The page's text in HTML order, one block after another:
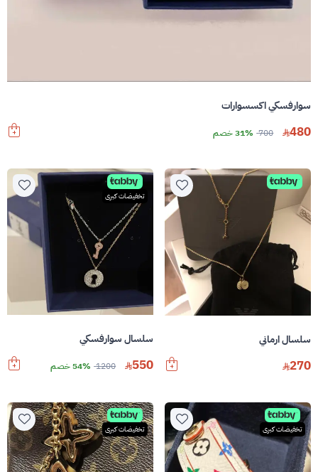
سوارفسكي اكسسوارات
480
700 31% خصم
سلسال ارماني
270
تخفيضات كبرى
سلسال سوارفسكي
550
1200 54% خصم
تخفيضات كبرى تخفيضات كبرى